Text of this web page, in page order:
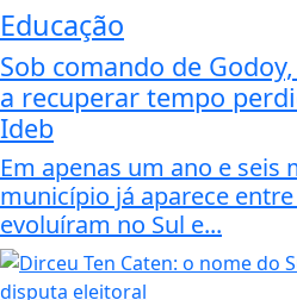
Educação
Sob comando de
a recuperar tempo
Ideb
Em apenas um ano e seis
município já aparece
evoluíram no Sul e...